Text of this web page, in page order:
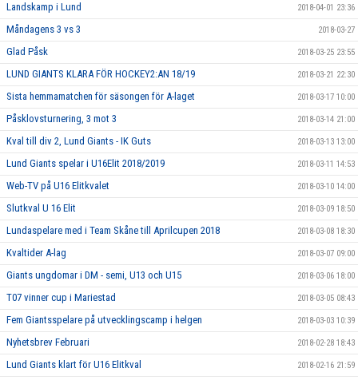
Landskamp i Lund 2018-04-01 23:36
Måndagens 3 vs 3 2018-03-27
Glad Påsk 2018-03-25 23:55
LUND GIANTS KLARA FÖR HOCKEY2:AN 18/19 2018-03-21 22:30
Sista hemmamatchen för säsongen för A-laget 2018-03-17 10:00
Påsklovsturnering, 3 mot 3 2018-03-14 21:00
Kval till div 2, Lund Giants - IK Guts 2018-03-13 13:00
Lund Giants spelar i U16Elit 2018/2019 2018-03-11 14:53
Web-TV på U16 Elitkvalet 2018-03-10 14:00
Slutkval U 16 Elit 2018-03-09 18:50
Lundaspelare med i Team Skåne till Aprilcupen 2018 2018-03-08 18:30
Kvaltider A-lag 2018-03-07 09:00
Giants ungdomar i DM - semi, U13 och U15 2018-03-06 18:00
T07 vinner cup i Mariestad 2018-03-05 08:43
Fem Giantsspelare på utvecklingscamp i helgen 2018-03-03 10:39
Nyhetsbrev Februari 2018-02-28 18:43
Lund Giants klart för U16 Elitkval 2018-02-16 21:59